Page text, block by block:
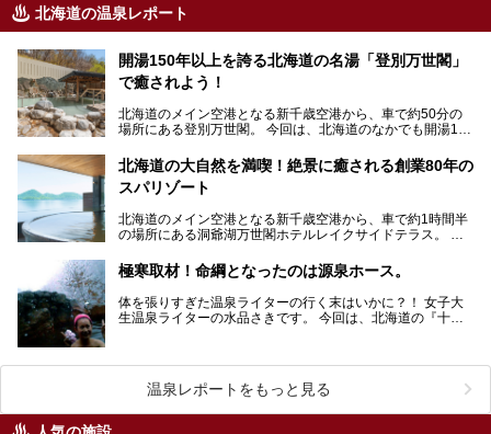
北海道の温泉レポート
開湯150年以上を誇る北海道の名湯「登別万世閣」
で癒されよう！
北海道のメイン空港となる新千歳空港から、車で約50分の
場所にある登別万世閣。 今回は、北海道のなかでも開湯150
北海道の大自然を満喫！絶景に癒される創業80年の
スパリゾート
北海道のメイン空港となる新千歳空港から、車で約1時間半
の場所にある洞爺湖万世閣ホテルレイクサイドテラス。 今
極寒取材！命綱となったのは源泉ホース。
体を張りすぎた温泉ライターの行く末はいかに？！ 女子大
生温泉ライターの水品さきです。 今回は、北海道の『十勝
温泉レポートをもっと見る